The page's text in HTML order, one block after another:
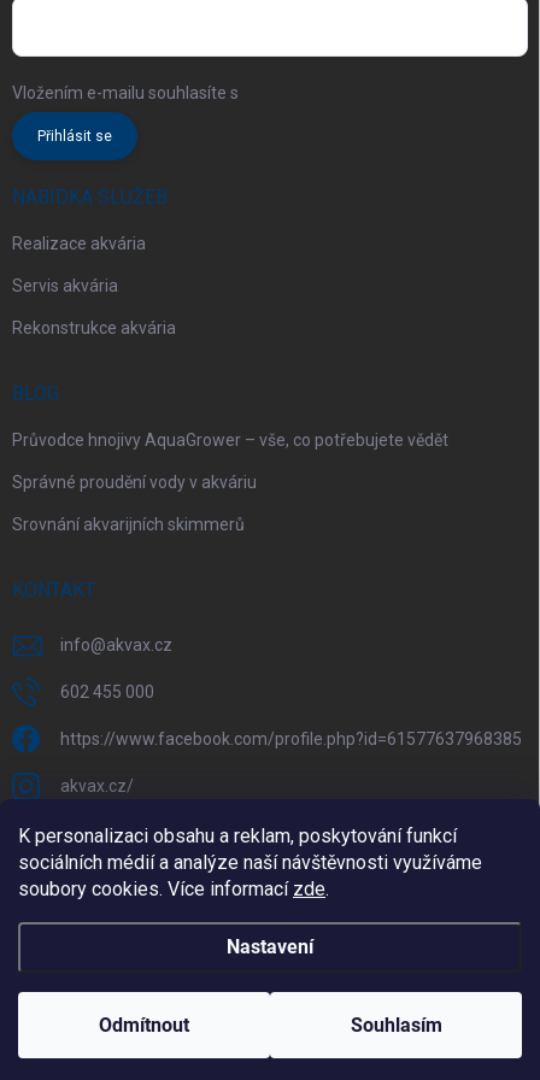
K personalizaci obsahu a reklam, poskytování funkcí
sociálních médií a analýze naší návštěvnosti využíváme
soubory cookies. Více informací zde.
Nastavení
Odmítnout Souhlasím
Vložením e-mailu souhlasíte s
Přihlásit se
NABÍDKA SLUŽEB
Realizace akvária
Servis akvária
Rekonstrukce akvária
BLOG
Průvodce hnojivy AquaGrower – vše, co potřebujete vědět
Správné proudění vody v akváriu
Srovnání akvarijních skimmerů
KONTAKT
info@akvax.cz
602 455 000
https://www.facebook.com/profile.php?id=61577637968385
akvax.cz/
602 455 000
@akvax_cz
Vytvořil Shoptet
Copyright 2026AkvaX.cz. Všechna práva vyhrazena.Upravit nastavení